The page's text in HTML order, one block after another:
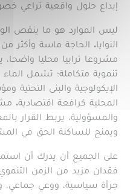
إبداع حلول واقعية تراعي
ليس الموارد هو ما ينقص
النوايا. الحاجة ماسة
مشروعا ترابيا محليا
تنموية متكاملة؛ تشمل الماء
الإيكولوجية والبنى التحتية
المحلية كرافعة اقتصادية.
والمسؤولية، يربط القرار
ويمنح للساكنة الحق في
على الجميع أن يدرك أن
فقدان مزيد من الزمن
جرأة سياسية، ووعي